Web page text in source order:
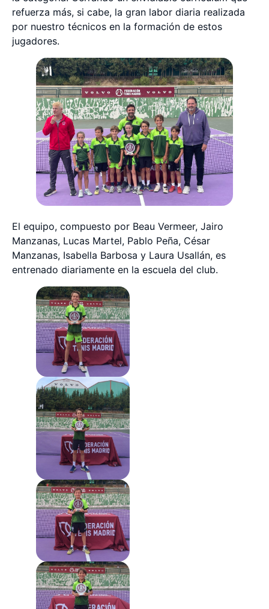
refuerza más, si cabe, la gran labor diaria realizada
por nuestro técnicos en la formación de estos
jugadores.
El equipo, compuesto por Beau Vermeer, Jairo
Manzanas, Lucas Martel, Pablo Peña, César
Manzanas, Isabella Barbosa y Laura Usallán, es
entrenado diariamente en la escuela del club.